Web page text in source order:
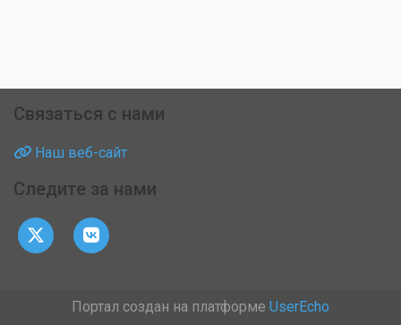
Связаться с нами
Наш веб-сайт
Следите за нами
Портал создан на платформе UserEcho